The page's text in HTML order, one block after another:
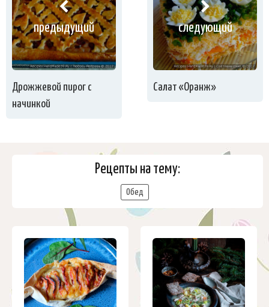
предыдущий
Дрожжевой пирог с
начинкой
следующий
Салат «Оранж»
Рецепты на тему:
Обед